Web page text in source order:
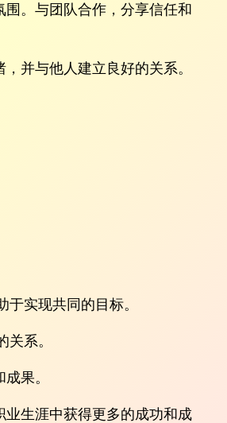
。与团队合作，分享信任和
并与他人建立良好的关系。
实现共同的目标。
系。
果。
生涯中获得更多的成功和成